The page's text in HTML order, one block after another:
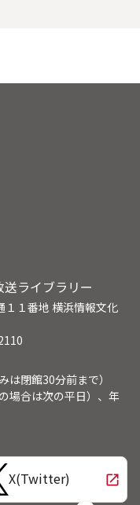
ライブラリー
１番地 横浜情報文化
閉館30分前まで）
合は次の平日）、年
X(Twitter) open_in_new